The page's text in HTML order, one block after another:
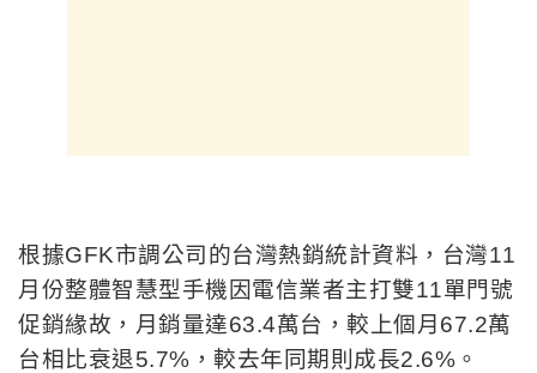
根據GFK市調公司的台灣熱銷統計資料，台灣11
月份整體智慧型手機因電信業者主打雙11單門號
促銷緣故，月銷量達63.4萬台，較上個月67.2萬
台相比衰退5.7%，較去年同期則成長2.6%。